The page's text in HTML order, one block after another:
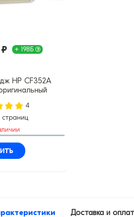
₽ + 198Б
HP CF352A
4
страниц
Доставка и